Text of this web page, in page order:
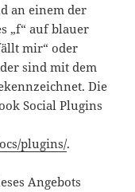
an einem der
„f“ auf blauer
mir“ oder
sind mit dem
Die
Social Plugins
plugins/.
Angebots